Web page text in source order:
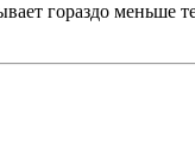
гораздо меньше